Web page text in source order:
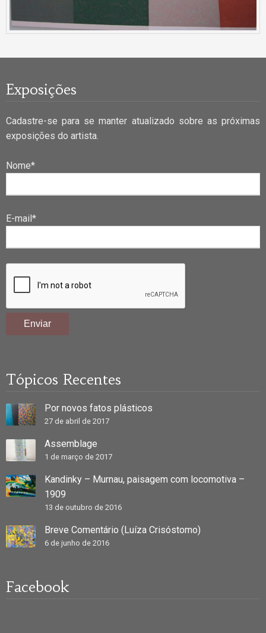
Exposições
Cadastre-se para se manter atualizado sobre as próximas
exposições do artista.
Nome*
E-mail*
Tópicos Recentes
Por novos fatos plásticos
27 de abril de 2017
Assemblage
1 de março de 2017
Kandinky – Murnau, paisagem com locomotiva –
1909
13 de outubro de 2016
Breve Comentário (Luíza Crisóstomo)
6 de junho de 2016
Facebook